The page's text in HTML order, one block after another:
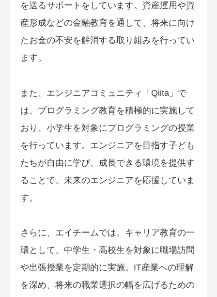
を送るサポートをしています。資産運用や資
産形成などの金融教育を通して、将来に向け
たお金の不安を解消する取り組みを行ってい
ます。
また、エンジニアコミュニティ「Qiita」で
は、プログラミング教育を積極的に実施して
おり、小学生を対象にプログラミングの授業
を行っています。エンジニアを目指す子ども
たちが自由に学び、成長できる環境を提供す
ることで、未来のエンジニアを応援していま
す。
さらに、エイチームでは、キャリア教育の一
環として、中学生・高校生を対象に職場訪問
や出張授業を定期的に実施。IT産業への理解
を深め、将来の職業選択の幅を広げるための